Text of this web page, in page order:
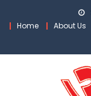
Home
About Us